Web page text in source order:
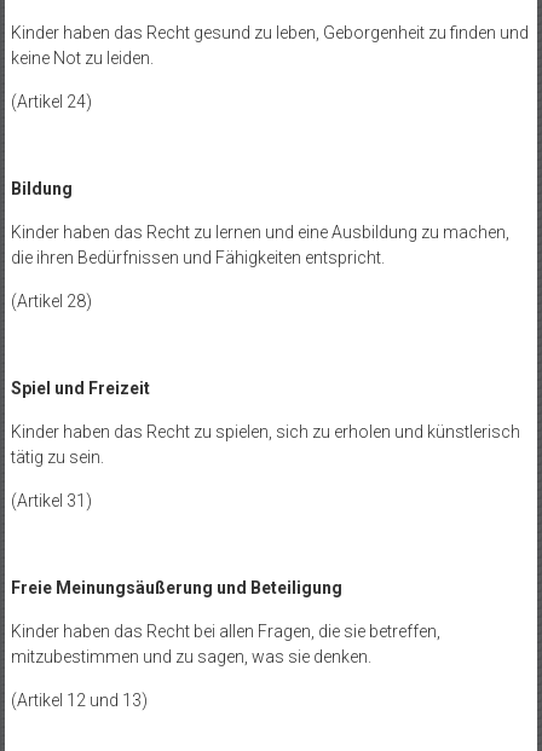
Kinder haben das Recht gesund zu leben, Geborgenheit zu finden und
keine Not zu leiden.
(Artikel 24)
Bildung
Kinder haben das Recht zu lernen und eine Ausbildung zu machen,
die ihren Bedürfnissen und Fähigkeiten entspricht.
(Artikel 28)
Spiel und Freizeit
Kinder haben das Recht zu spielen, sich zu erholen und künstlerisch
tätig zu sein.
(Artikel 31)
Freie Meinungsäußerung und Beteiligung
Kinder haben das Recht bei allen Fragen, die sie betreffen,
mitzubestimmen und zu sagen, was sie denken.
(Artikel 12 und 13)